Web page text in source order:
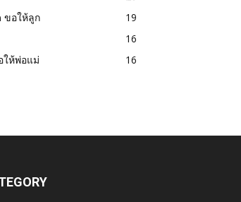
ขอให้ลูก
19
16
ให้พ่อแม่
16